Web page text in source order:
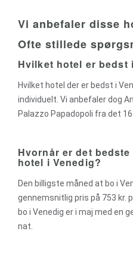
Vi anbefaler disse
Ofte stillede
Hvilket hotel er bedst
Hvilket hotel der er bedst i
individuelt. Vi anbefaler dog
Palazzo Papadopoli fra det
Hvornår er det
hotel i Venedig?
Den billigste måned at bo i
gennemsnitlig pris på 753 kr.
bo i Venedig er i maj med en
nat.